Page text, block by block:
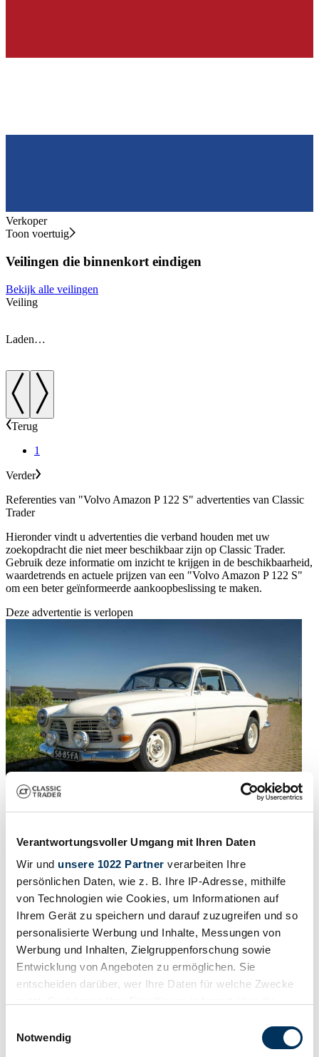
Verantwortungsvoller Umgang mit Ihren Daten
Wir und unsere 1022 Partner verarbeiten Ihre
persönlichen Daten, wie z. B. Ihre IP-Adresse, mithilfe
von Technologien wie Cookies, um Informationen auf
Ihrem Gerät zu speichern und darauf zuzugreifen und so
personalisierte Werbung und Inhalte, Messungen von
Werbung und Inhalten, Zielgruppenforschung sowie
Entwicklung von Angeboten zu ermöglichen. Sie
entscheiden darüber, wer Ihre Daten für welche Zwecke
Trigger Symbol ändern oder widerrufen
Notwendig
Verkoper
Toon voertuig
Veilingen die binnenkort eindigen
Bekijk alle veilingen
Veiling
Laden…
Terug
1
Verder
Referenties van "Volvo Amazon P 122 S" advertenties van Classic
Trader
Hieronder vindt u advertenties die verband houden met uw
zoekopdracht die niet meer beschikbaar zijn op Classic Trader.
Gebruik deze informatie om inzicht te krijgen in de beschikbaarheid,
waardetrends en actuele prijzen van een "Volvo Amazon P 122 S"
om een beter geïnformeerde aankoopbeslissing te maken.
Deze advertentie is verlopen
1968 | Volvo Amazon S
Volvo Amazon | 1968 | Route 66 Auctions - For sale by auction.
Estimate 8500 EUR
Prijs op aanvraag2 weken geleden